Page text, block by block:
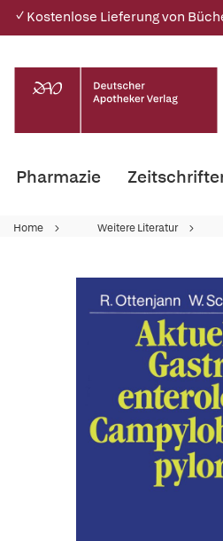
✓ Kostenlose Lieferung von
Pharmazie
Home Weitere Literatur